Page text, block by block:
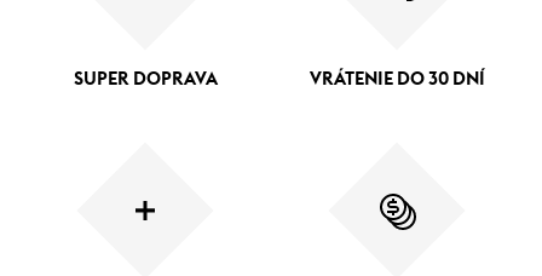
SUPER DOPRAVA VRÁTENIE DO 30 DNÍ